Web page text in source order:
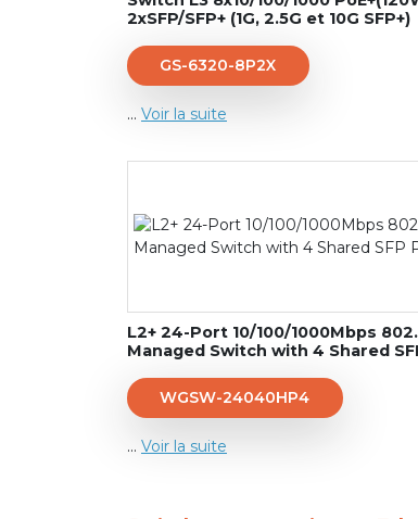
2xSFP/SFP+ (1G, 2.5G et 10G SFP+)
GS-6320-8P2X
... Voir la suite
L2+ 24-Port 10/100/1000Mbps
Managed Switch with 4 Shared
WGSW-24040HP4
... Voir la suite